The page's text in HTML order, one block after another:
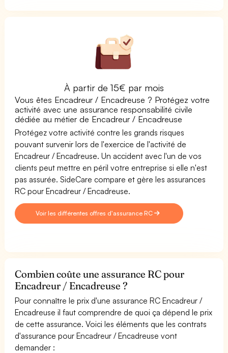
À partir de 15€ par mois
Vous êtes Encadreur / Encadreuse ? Protégez votre
activité avec une assurance responsabilité civile
dédiée au métier de Encadreur / Encadreuse
Protégez votre activité contre les grands risques
pouvant survenir lors de l'exercice de l'activité de
Encadreur / Encadreuse. Un accident avec l'un de vos
clients peut mettre en péril votre entreprise si elle n'est
pas assurée. SideCare compare et gère les assurances
RC pour Encadreur / Encadreuse.
Voir les différentes offres d'assurance RC
Combien coûte une assurance RC pour
Encadreur / Encadreuse ?
Pour connaître le prix d'une assurance RC Encadreur /
Encadreuse il faut comprendre de quoi ça dépend le prix
de cette assurance. Voici les éléments que les contrats
d'assurance pour Encadreur / Encadreuse vont
demander :